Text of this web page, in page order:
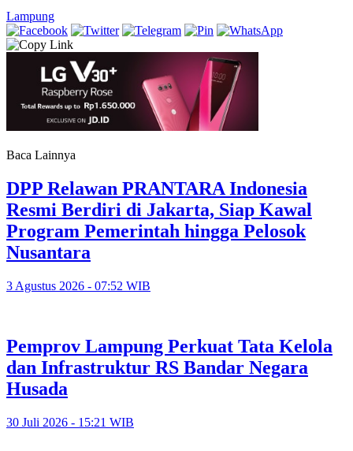
Lampung
Baca Lainnya
DPP Relawan PRANTARA Indonesia
Resmi Berdiri di Jakarta, Siap Kawal
Program Pemerintah hingga Pelosok
Nusantara
3 Agustus 2026 - 07:52 WIB
Pemprov Lampung Perkuat Tata Kelola
dan Infrastruktur RS Bandar Negara
Husada
30 Juli 2026 - 15:21 WIB